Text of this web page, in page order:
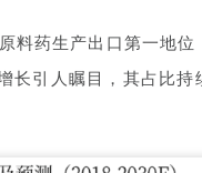
料药生产出口第一地位
长引人瞩目，其占比持